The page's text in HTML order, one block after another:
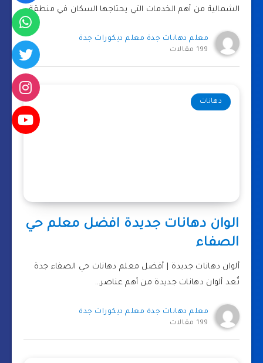
الشمالية من أهم الخدمات التي يحتاجها السكان في منطقة…
معلم دهانات جدة معلم ديكورات جدة
199 مقالات
دهانات
الوان دهانات جديدة افضل معلم حي
الصفاء
ألوان دهانات جديدة | أفضل معلم دهانات حي الصفاء جدة
تُعد ألوان دهانات جديدة من أهم عناصر…
معلم دهانات جدة معلم ديكورات جدة
199 مقالات